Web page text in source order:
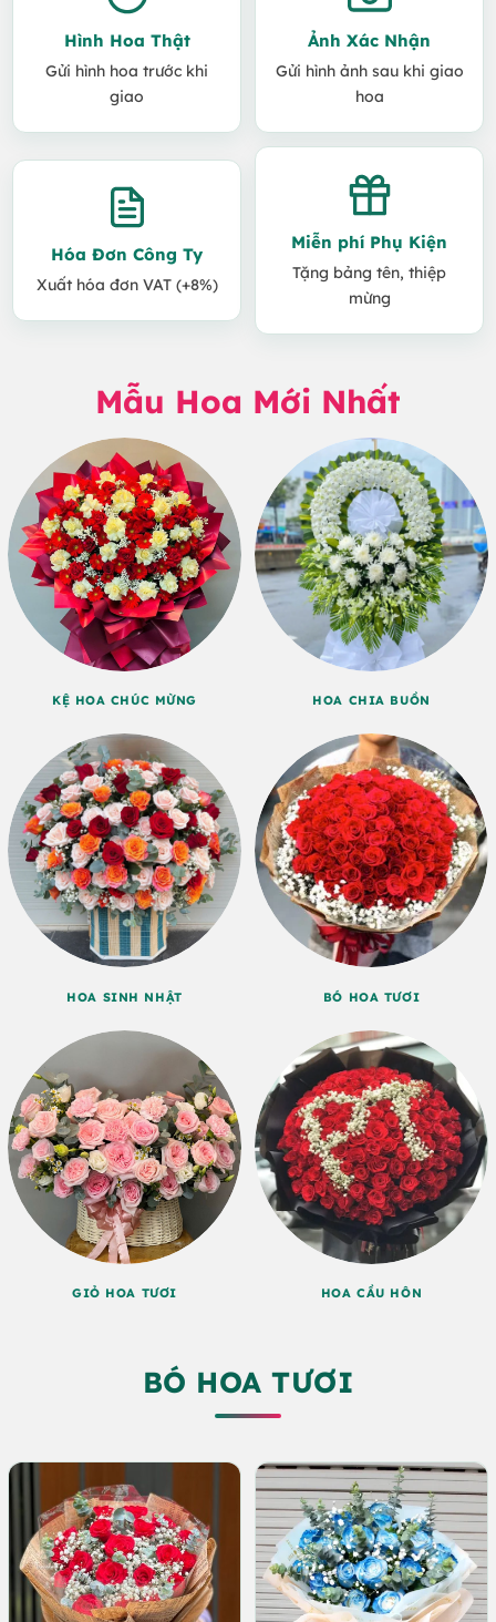
Hình Hoa Thật
Gửi hình hoa trước khi
giao
Ảnh Xác Nhận
Gửi hình ảnh sau khi giao
hoa
Hóa Đơn Công Ty
Xuất hóa đơn VAT (+8%)
Miễn phí Phụ Kiện
Tặng bảng tên, thiệp
mừng
Mẫu Hoa Mới Nhất
KỆ HOA CHÚC MỪNG HOA CHIA BUỒN
HOA SINH NHẬT BÓ HOA TƯƠI
GIỎ HOA TƯƠI HOA CẦU HÔN
BÓ HOA TƯƠI